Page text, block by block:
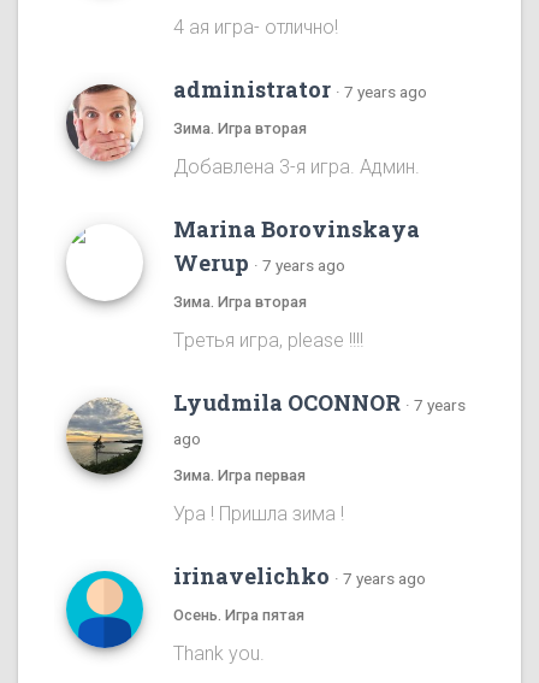
4 ая игра- отлично!
administrator · 7 years ago
Зима. Игра вторая
Добавлена 3-я игра. Админ.
Marina Borovinskaya
Werup · 7 years ago
Зима. Игра вторая
Tретья игра, please !!!!
Lyudmila OCONNOR · 7 years
ago
Зима. Игра первая
Ура ! Пришла зима !
irinavelichko · 7 years ago
Осень. Игра пятая
Thank you.